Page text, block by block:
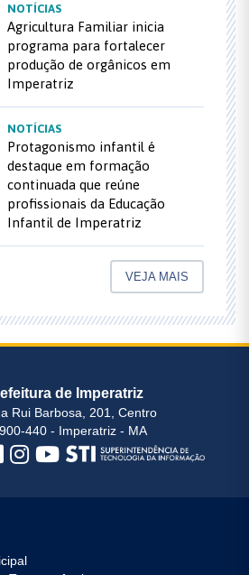
NOTÍCIAS
Agricultura Familiar inicia
programa para fortalecer
produção de orgânicos em
Imperatriz
NOTÍCIAS
Protagonismo infantil é
destaque em formação
continuada que reúne
profissionais da Educação
Infantil de Imperatriz
VEJA MAIS
de Imperatriz
Rui Barbosa, 201, Centro
440 - Imperatriz - MA